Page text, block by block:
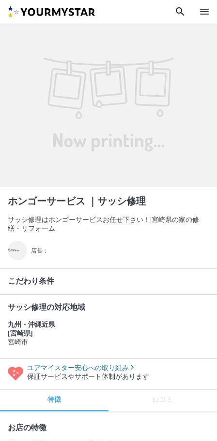
search menu
ホンゴーサービス ｜サッシ修理
サッシ修理はホンゴーサービスお任せ下さい！|宮崎県の家の修
繕・リフォーム
店長：
こだわり条件
サッシ修理の対応地域
九州・沖縄近県
[宮崎県]
宮崎市
ユアマイスター安心への取り組み
保証サービスやサポート体制があります
特徴 口コミ
お店の特徴